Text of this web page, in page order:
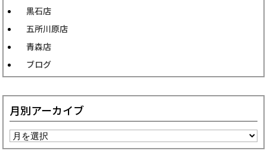
黒石店
五所川原店
青森店
ブログ
月別アーカイブ